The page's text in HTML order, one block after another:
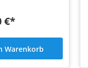
€*
Warenkorb